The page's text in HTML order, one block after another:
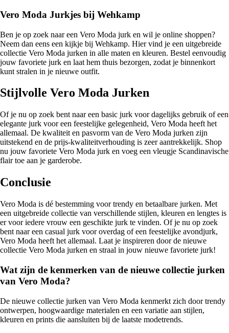
Vero Moda Jurkjes bij Wehkamp
Ben je op zoek naar een Vero Moda jurk en wil je online shoppen?
Neem dan eens een kijkje bij Wehkamp. Hier vind je een uitgebreide
collectie Vero Moda jurken in alle maten en kleuren. Bestel eenvoudig
jouw favoriete jurk en laat hem thuis bezorgen, zodat je binnenkort
kunt stralen in je nieuwe outfit.
Stijlvolle Vero Moda Jurken
Of je nu op zoek bent naar een basic jurk voor dagelijks gebruik of een
elegante jurk voor een feestelijke gelegenheid, Vero Moda heeft het
allemaal. De kwaliteit en pasvorm van de Vero Moda jurken zijn
uitstekend en de prijs-kwaliteitverhouding is zeer aantrekkelijk. Shop
nu jouw favoriete Vero Moda jurk en voeg een vleugje Scandinavische
flair toe aan je garderobe.
Conclusie
Vero Moda is dé bestemming voor trendy en betaalbare jurken. Met
een uitgebreide collectie van verschillende stijlen, kleuren en lengtes is
er voor iedere vrouw een geschikte jurk te vinden. Of je nu op zoek
bent naar een casual jurk voor overdag of een feestelijke avondjurk,
Vero Moda heeft het allemaal. Laat je inspireren door de nieuwe
collectie Vero Moda jurken en straal in jouw nieuwe favoriete jurk!
Wat zijn de kenmerken van de nieuwe collectie jurken
van Vero Moda?
De nieuwe collectie jurken van Vero Moda kenmerkt zich door trendy
ontwerpen, hoogwaardige materialen en een variatie aan stijlen,
kleuren en prints die aansluiten bij de laatste modetrends.